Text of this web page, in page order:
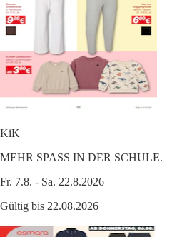
KiK
MEHR SPASS IN DER SCHULE.
Fr. 7.8. - Sa. 22.8.2026
Gültig bis 22.08.2026